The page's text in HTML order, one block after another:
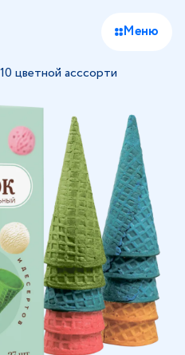
Меню
цветной асссорти